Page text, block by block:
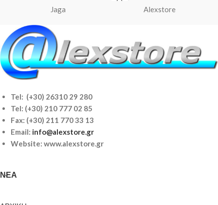
Jaga Alexstore
Tel: (+30) 26310 29 280
Tel: (+30) 210 777 02 85
Fax: (+30) 211 770 33 13
Email: info@alexstore.gr
Website: www.alexstore.gr
ΝΈΑ